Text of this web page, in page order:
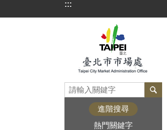
跳到主要內容區塊
:::
進階搜尋
熱門關鍵字